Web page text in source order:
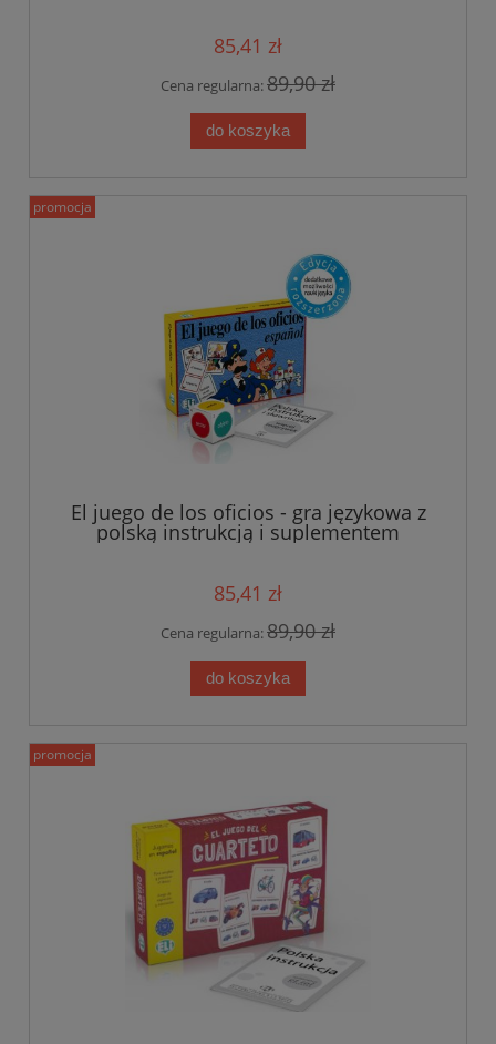
85,41 zł
Cena regularna:89,90 zł
do koszyka
El juego de los oficios - gra językowa z
polską instrukcją i suplementem
85,41 zł
Cena regularna:89,90 zł
do koszyka
promocja
promocja